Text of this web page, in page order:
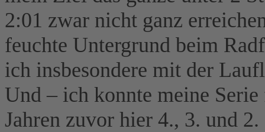
2:01 zwar nicht ganz
feuchte Untergrund beim
ich insbesondere mit der
Und – ich konnte meine
Jahren zuvor hier 4., 3. und